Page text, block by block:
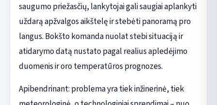
saugumo priežasčių, lankytojai gali saugiai aplankyti
uždarą apžvalgos aikštelę ir stebėti panoramą pro
langus. Bokšto komanda nuolat stebi situaciją ir
atidarymo datą nustato pagal realius apledėjimo
duomenis ir oro temperatūros prognozes.
Apibendrinant: problema yra tiek inžinerinė, tiek